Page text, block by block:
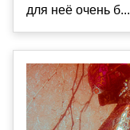
для неё очень б...